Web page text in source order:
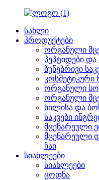
სახლი
პროდუქტები
ორგანული
პეპტიდები და
ბუნებრივი
ორგანული
ორგანული
ხილისა და
საკვები
მცენარეული
მცენარეული
ჩაი
სიახლეები
სიახლეები
ცოდნა